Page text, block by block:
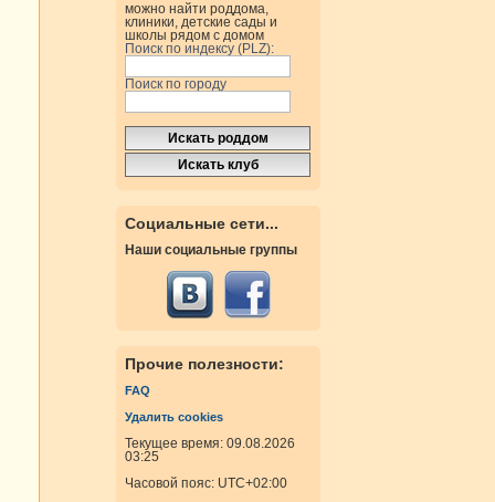
можно найти роддома,
клиники, детские сады и
школы рядом с домом
Поиск по индексу (PLZ):
Поиск по городу
Социальные сети...
Наши социальные группы
Прочие полезности:
FAQ
Удалить cookies
Текущее время: 09.08.2026
03:25
Часовой пояс: UTC+02:00